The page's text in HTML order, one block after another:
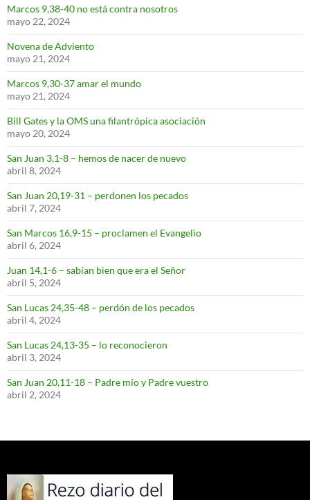
Marcos 9,38-40 no está contra nosotros
mayo 22, 2024
Novena de Adviento
mayo 21, 2024
Marcos 9,30-37 amar el mundo
mayo 21, 2024
Bill Gates y la OMS una filantrópica asociación
mayo 20, 2024
San Juan 3,1-8 – hemos de nacer de nuevo
abril 8, 2024
San Juan 20,19-31 – perdonen los pecados
abril 7, 2024
San Marcos 16,9-15 – proclamen el Evangelio
abril 6, 2024
Juan 14,1-6 – sabían bien que era el Señor
abril 5, 2024
San Lucas 24,35-48 – perdón de los pecados
abril 4, 2024
San Lucas 24,13-35 – lo reconocieron
abril 3, 2024
San Juan 20,11-18 – Padre mío y Padre vuestro
abril 2, 2024